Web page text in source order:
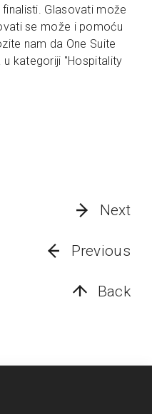
Glasovati može
se može i pomoću
nam da One Suite
kategoriji "Hospitality
Next
Previous
Back